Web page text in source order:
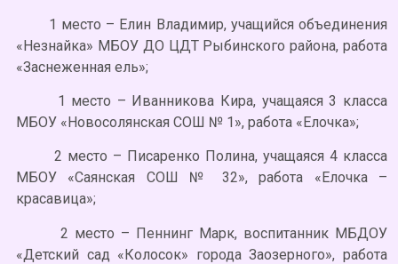
1 место – Елин Владимир, учащийся объединения
«Незнайка» МБОУ ДО ЦДТ Рыбинского района, работа
«Заснеженная ель»;
1 место – Иванникова Кира, учащаяся 3 класса
МБОУ «Новосолянская СОШ № 1», работа «Елочка»;
2 место – Писаренко Полина, учащаяся 4 класса
МБОУ «Саянская СОШ № 32», работа «Елочка –
красавица»;
2 место – Пеннинг Марк, воспитанник МБДОУ
«Детский сад «Колосок» города Заозерного», работа